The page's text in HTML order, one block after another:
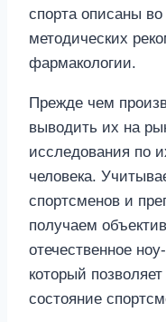
спорта описаны
методических
фармакологии.
Прежде чем
выводить их на
исследования по
человека.
спортсменов и
получаем
отечественное
который
состояние